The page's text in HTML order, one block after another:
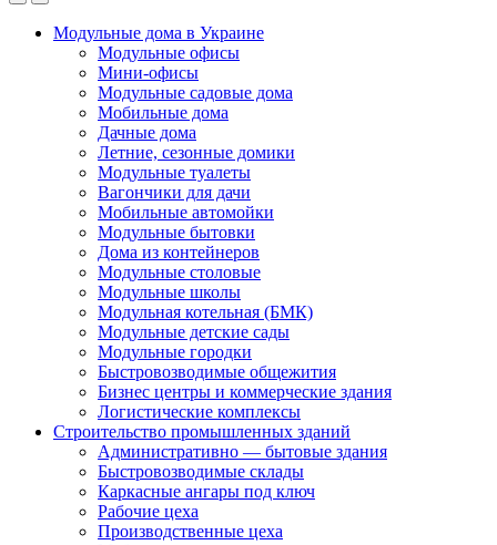
Модульные дома в Украине
Модульные офисы
Мини-офисы
Модульные садовые дома
Мобильные дома
Дачные дома
Летние, сезонные домики
Модульные туалеты
Вагончики для дачи
Мобильные автомойки
Модульные бытовки
Дома из контейнеров
Модульные столовые
Модульные школы
Модульная котельная (БМК)
Модульные детские сады
Модульные городки
Быстровозводимые общежития
Бизнес центры и коммерческие здания
Логистические комплексы
Строительство промышленных зданий
Административно — бытовые здания
Быстровозводимые склады
Каркасные ангары под ключ
Рабочие цеха
Производственные цеха